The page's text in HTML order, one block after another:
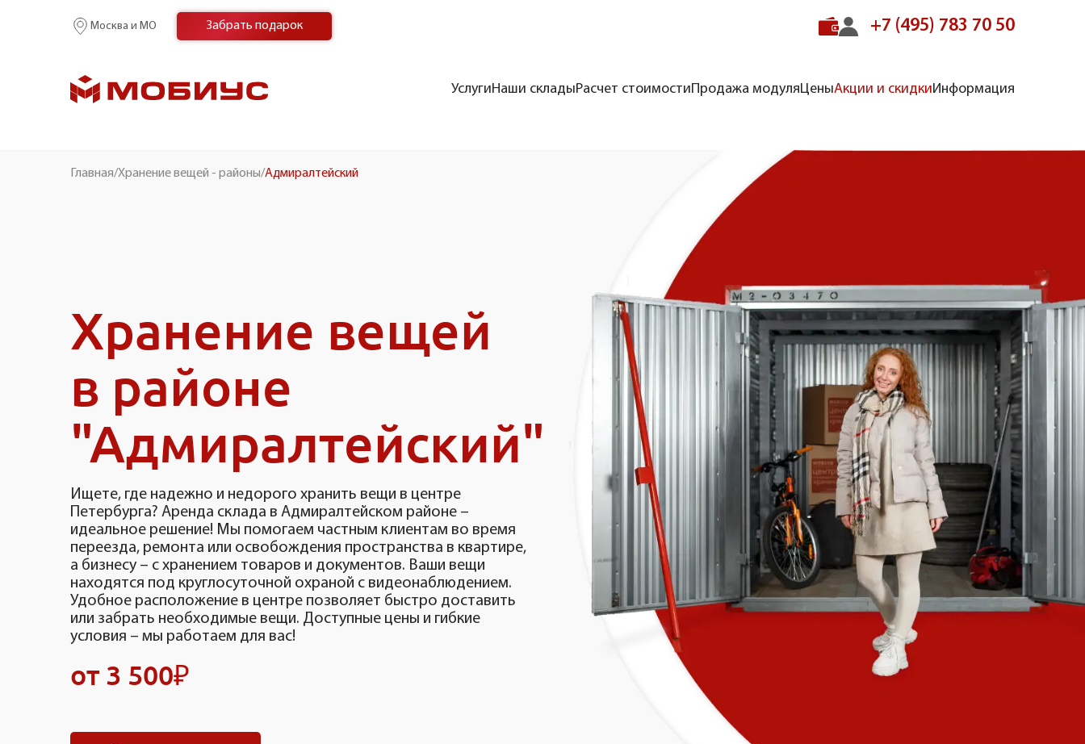
Москва и МО Забрать подарок +7 (495) 783 70 50
УслугиНаши складыРасчет стоимостиПродажа модуляЦеныАкции и скидкиИнформация
Главная/Хранение вещей - районы/Адмиралтейский
Хранение вещей
в районе
"Адмиралтейский"
Ищете, где надежно и недорого хранить вещи в центре
Петербурга? Аренда склада в Адмиралтейском районе –
идеальное решение! Мы помогаем частным клиентам во время
переезда, ремонта или освобождения пространства в квартире,
а бизнесу – с хранением товаров и документов. Ваши вещи
находятся под круглосуточной охраной с видеонаблюдением.
Удобное расположение в центре позволяет быстро доставить
или забрать необходимые вещи. Доступные цены и гибкие
условия – мы работаем для вас!
от 3 500₽